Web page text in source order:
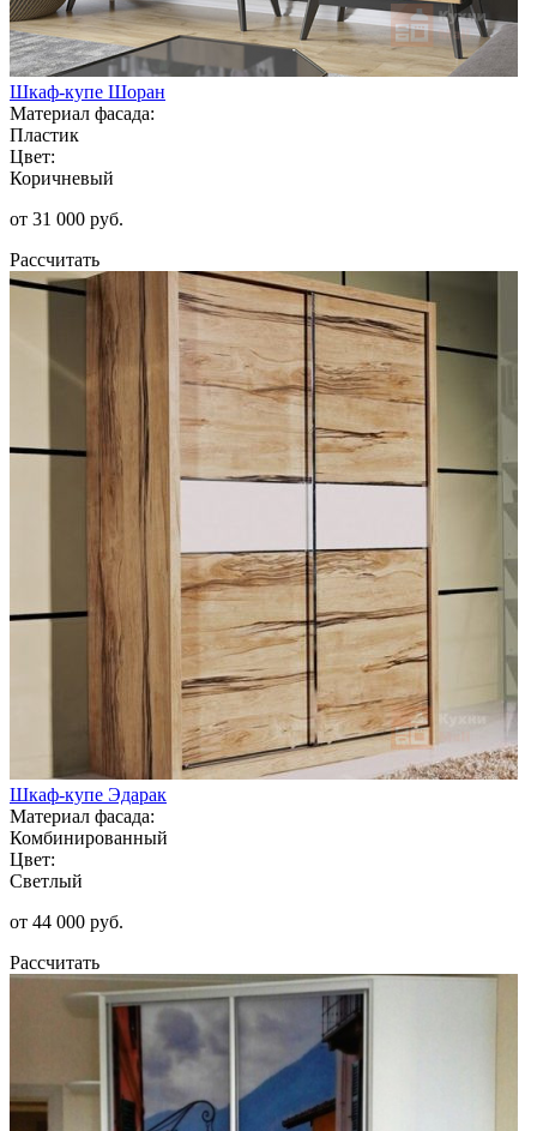
Шкаф-купе Шоран
Материал фасада:
Пластик
Цвет:
Коричневый
от 31 000 руб.
Рассчитать
Шкаф-купе Эдарак
Материал фасада:
Комбинированный
Цвет:
Светлый
от 44 000 руб.
Рассчитать